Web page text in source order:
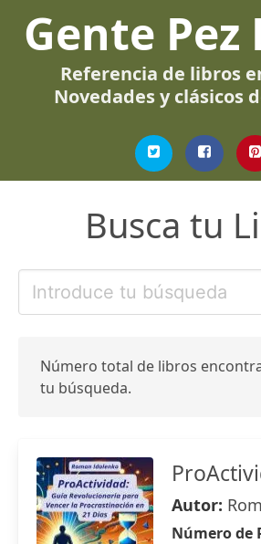
Gente Pez
Referencia de libros
Novedades y clásicos
Busca tu
Número total de libros
tu búsqueda.
Autor:
Número de